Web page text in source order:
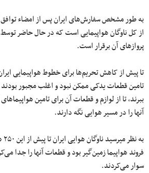
به طور مشخص سفارش‌های ایران پس از امضاء توافق
پروازهای آن برقرار است.
تا پیش از کاهش تحریم‌ها برای خطوط هواپیمایی
تامین قطعات یدکی ممکن نبود و اغلب مجبور بودند
ببرند، تا از لوازم و قطعات آن برای تامین
آنها را در مسیر هوایی نگه دارند.
سوار می‌کردند.